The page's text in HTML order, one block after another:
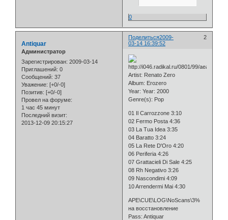
0
Поделиться 2
2009-
03-14 16:39:52
Antiquar
Администратор
Зарегистрирован: 2009-03-14
Приглашений: 0
Сообщений: 37
Уважение: [+0/-0]
Позитив: [+0/-0]
Провел на форуме:
1 час 45 минут
Последний визит:
2013-12-09 20:15:27
Artist: Renato Zero
Album: Erozero
Year: Year: 2000
Genre(s): Pop
01 Il Carrozzone 3:10
02 Fermo Posta 4:36
03 La Tua Idea 3:35
04 Baratto 3:24
05 La Rete D'Oro 4:20
06 Periferia 4:26
07 Grattacieli Di Sale 4:25
08 Rh Negativo 3:26
09 Nascondimi 4:09
10 Arrendermi Mai 4:30
APE\CUE\LOG\NoScans\3%
на восстановление
Pass: Antiquar